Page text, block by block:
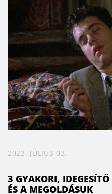
2023. JÚLIUS 03.
3 GYAKORI,
ÉS A MEGOLDÁSUK